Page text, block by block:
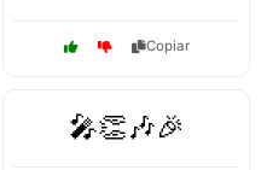
Copiar
🎤👏🎶🎉